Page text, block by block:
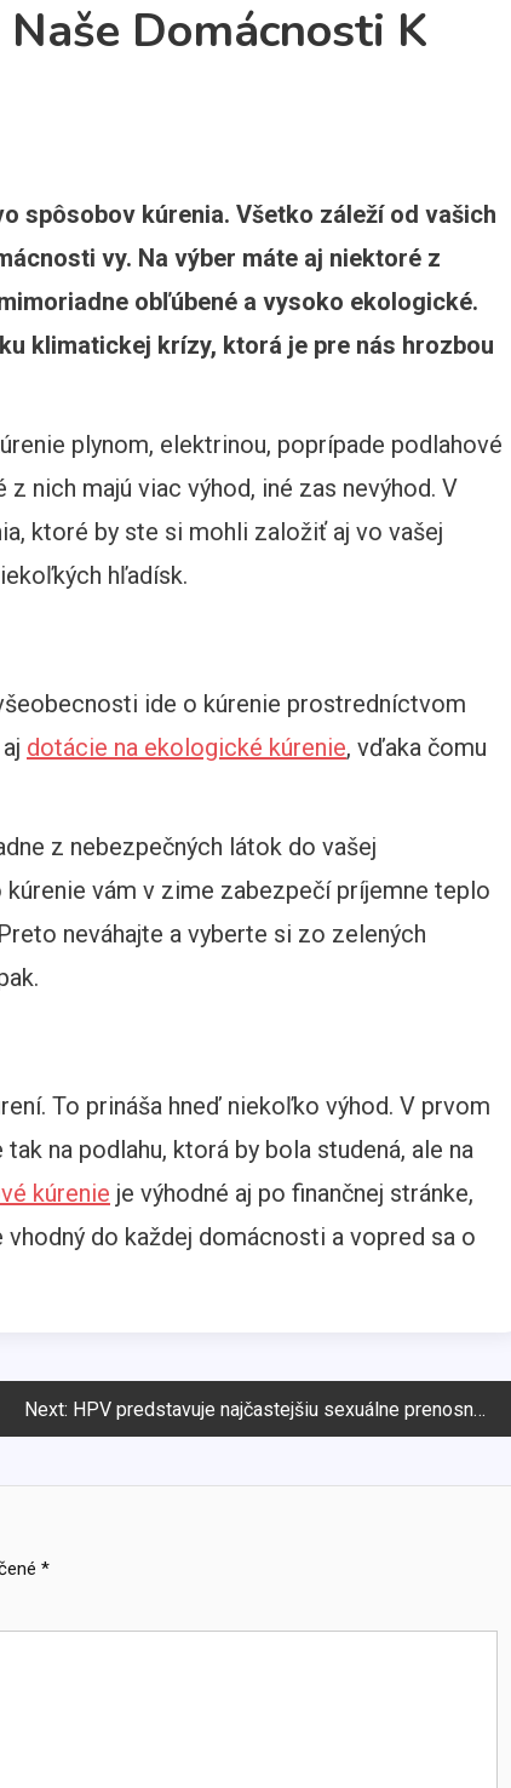
Domácnosti K
spôsobov kúrenia. Všetko záleží od vašich
vy. Na výber máte aj niektoré z
obľúbené a vysoko ekologické.
klimatickej krízy, ktorá je pre nás hrozbou
plynom, elektrinou, poprípade podlahové
nich majú viac výhod, iné zas nevýhod. V
ktoré by ste si mohli založiť aj vo vašej
hľadísk.
ide o kúrenie prostredníctvom
dotácie na ekologické kúrenie, vďaka čomu
z nebezpečných látok do vašej
vám v zime zabezpečí príjemne teplo
neváhajte a vyberte si zo zelených
To prináša hneď niekoľko výhod. V prvom
na podlahu, ktorá by bola studená, ale na
kúrenie je výhodné aj po finančnej stránke,
do každej domácnosti a vopred sa o
Next: HPV predstavuje najčastejšiu sexuálne prenosnú infekciu
*